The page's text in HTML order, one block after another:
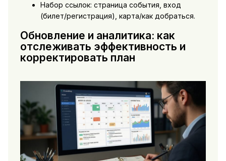
Набор ссылок: страница события, вход
(билет/регистрация), карта/как добраться.
Обновление и аналитика: как
отслеживать эффективность и
корректировать план